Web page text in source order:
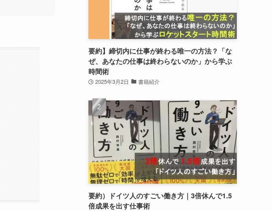
要約】締切内に仕事が終わる唯一の方法？「な
ぜ、あなたの仕事は終わらないのか」から学ぶ
時間術
2025年3月2日 書籍紹介
要約）ドイツ人のすごい働き方｜3倍休んで1.5
倍成果を出す仕事術